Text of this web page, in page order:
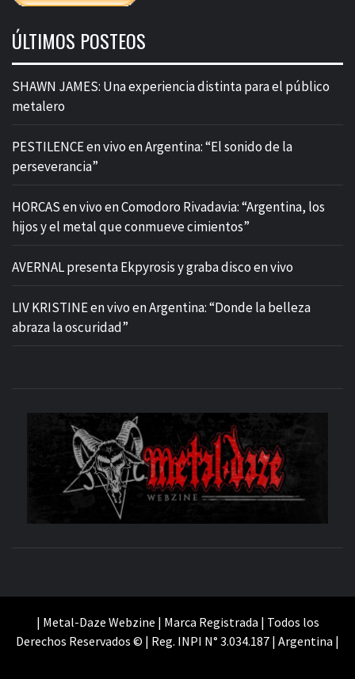
ÚLTIMOS POSTEOS
SHAWN JAMES: Una experiencia distinta para el público
metalero
PESTILENCE en vivo en Argentina: “El sonido de la
perseverancia”
HORCAS en vivo en Comodoro Rivadavia: “Argentina, los
hijos y el metal que conmueve cimientos”
AVERNAL presenta Ekpyrosis y graba disco en vivo
LIV KRISTINE en vivo en Argentina: “Donde la belleza
abraza la oscuridad”
| Metal-Daze Webzine | Marca Registrada | Todos los
Derechos Reservados © | Reg. INPI N° 3.034.187 | Argentina |